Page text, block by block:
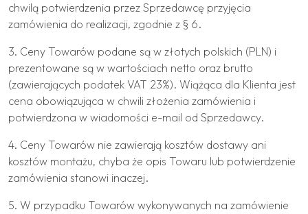
chwilą potwierdzenia przez Sprzedawcę przyjęcia
zamówienia do realizacji, zgodnie z § 6.
3. Ceny Towarów podane są w złotych polskich (PLN) i
prezentowane są w wartościach netto oraz brutto
(zawierających podatek VAT 23%). Wiążąca dla Klienta jest
cena obowiązująca w chwili złożenia zamówienia i
potwierdzona w wiadomości e-mail od Sprzedawcy.
4. Ceny Towarów nie zawierają kosztów dostawy ani
kosztów montażu, chyba że opis Towaru lub potwierdzenie
zamówienia stanowi inaczej.
5. W przypadku Towarów wykonywanych na zamówienie